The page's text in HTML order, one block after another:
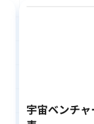
宇宙ベンチ